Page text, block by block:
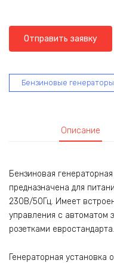
Отправить заявку
Бензиновые генераторы
Описание
Бензиновая
предназначена для
230В/50Гц. Имеет
управления с автоматом
розетками евростандарта.
Генераторная